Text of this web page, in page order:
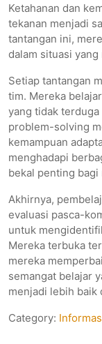
Ketahanan dan
tekanan menjadi
tantangan ini,
dalam situasi yang
Setiap tantangan
tim. Mereka
yang tidak
problem-solving
kemampuan
menghadapi
bekal penting
Akhirnya,
evaluasi pasca-
untuk
Mereka terbuka
mereka
semangat belajar
menjadi lebih baik
Category: